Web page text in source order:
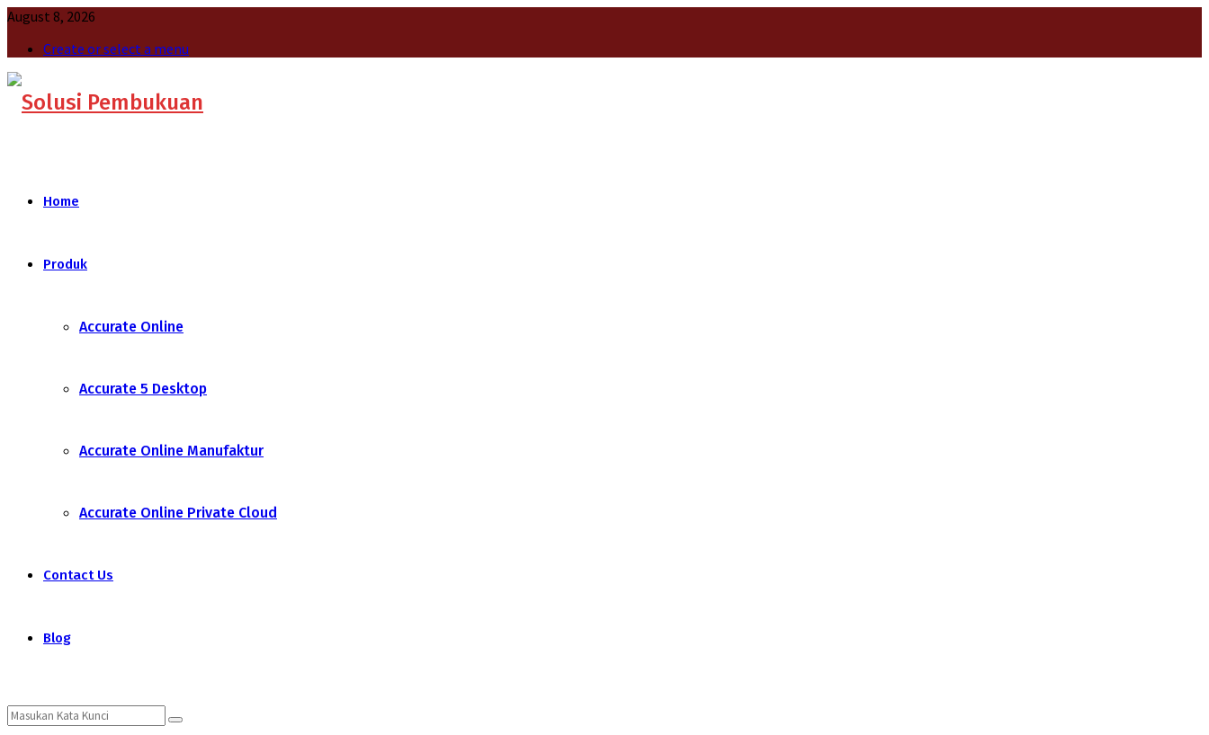
August 8, 2026
Create or select a menu
Home
Produk
Accurate Online
Accurate 5 Desktop
Accurate Online Manufaktur
Accurate Online Private Cloud
Contact Us
Blog
Search
Search